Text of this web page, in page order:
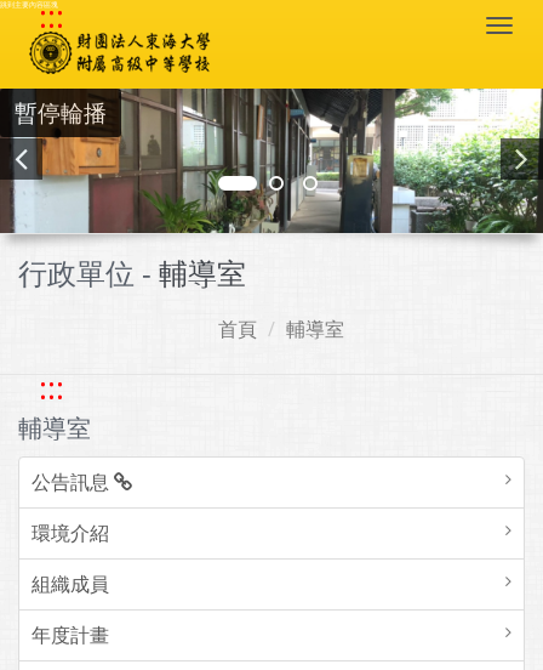
跳到主要內容區塊
:::
暫停輪播
行政單位 - 輔導室
首頁 輔導室
:::
輔導室
公告訊息
環境介紹
組織成員
年度計畫